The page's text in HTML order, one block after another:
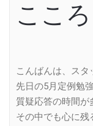
ここ
こんばんは、スタ
先日の5月定例勉
質疑応答の時間が
その中でも心に残